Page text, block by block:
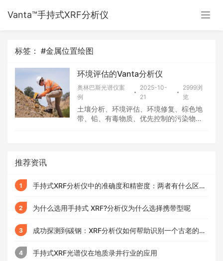
Vanta™手持式XRF分析仪
标签： #金属位置绘图
环境评估的Vanta分析仪
奥林巴斯光谱仪案
例
2025-10-
21
2999浏
览
土壤分析、环境评估、环境修复、棕色地
带、铅、有毒物质、优先控制的污染物、
推荐资讯
1
手持式XRF分析仪中的准确度和精密度：两者有什么区
2 为什么选用手持式 XRF?分析仪为什么选择携带型呢
3
成功探测到碳钢：XRF分析仪如何帮助识别一个古老的头
4 手持式XRF光谱仪在地质录井行业的应用